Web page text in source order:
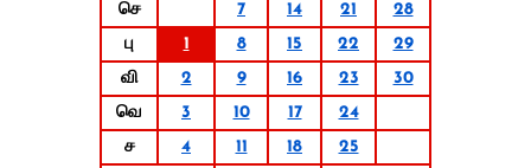
செ
7 14 21
28
பு
1 8 15 22
29
வி
2 9 16 23
30
வெ
3 10 17
24
ச
4 11 18
25